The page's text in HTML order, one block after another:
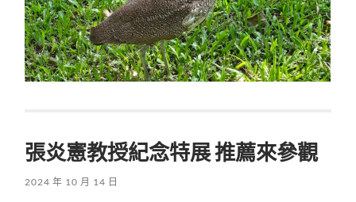
張炎憲教授紀念特展 推薦來參觀
2024 年 10 月 14 日